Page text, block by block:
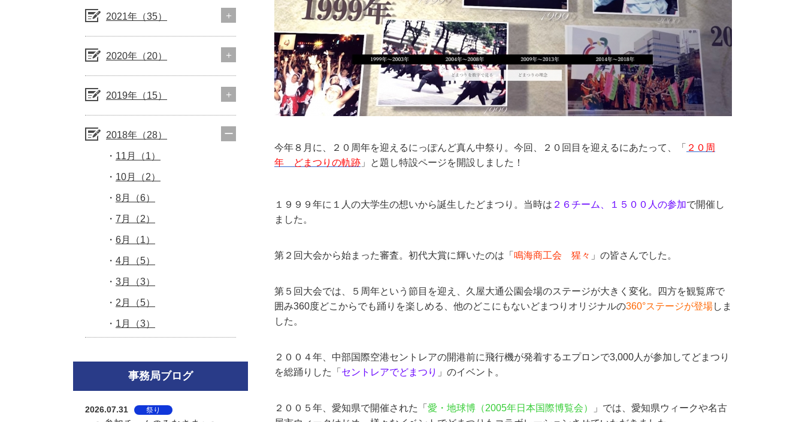
今年８月に、２０周年を迎えるにっぽんど真ん中祭り。今回、２０回目を迎えるにあたって、「 ２０周
年 どまつりの軌跡 」と題し特設ページを開設しました！
１９９９年に１人の大学生の想いから誕生したどまつり。当時は ２６チーム、１５００人の参加で開催し
ました。
第２回大会から始まった審査。初代大賞に輝いたのは「 鳴海商工会 猩々 」の皆さんでした。
第５回大会では、５周年という節目を迎え、久屋大通公園会場のステージが大きく変化。四方を観覧席で
囲み360度どこからでも踊りを楽しめる、他のどこにもないどまつりオリジナルの360°ステージが登場しま
した。
２００４年、中部国際空港セントレアの開港前に飛行機が発着するエプロンで3,000人が参加してどまつり
を総踊りした「 セントレアでどまつり 」のイベント。
２００５年、愛知県で開催された「 愛・地球博（2005年日本国際博覧会）
」では、愛知県ウィークや名古
2021年（35）
2020年（20）
2019年（15）
2018年（28）
11月（1）
10月（2）
8月（6）
7月（2）
6月（1）
4月（5）
3月（3）
2月（5）
1月（3）
事務局ブログ
2026.07.31 祭り